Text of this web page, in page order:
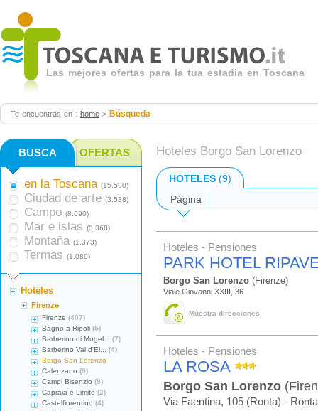
Las mejores ofertas para la tua estadia en Toscana
Te encuentras en : home > Búsqueda
Hoteles Borgo San Lorenzo
HOTELES (9)
Página
Hoteles - Pensiones
PARK HOTEL
Borgo San Lorenzo (Firenze)
Viale Giovanni XXIII, 36
Muestra direcciones
Hoteles - Pensiones
LA ROSA
Borgo San Lorenzo
Via Faentina, 105 (Ronta) - Ronta
BUSCA OFERTAS
en la Toscana (15.590)
Ciudad de arte (3.538)
Campo (8.690)
Mar e islas (3.368)
Montaña (1.373)
Termas (1.089)
Hoteles
Firenze
Firenze (407)
Bagno a Ripoli (5)
Barberino di Mugel...
(7)
Barberino Val d'El...
(4)
Borgo San Lorenzo
Calenzano (9)
Campi Bisenzio (8)
Capraia e Limite (2)
Castelfiorentino (4)